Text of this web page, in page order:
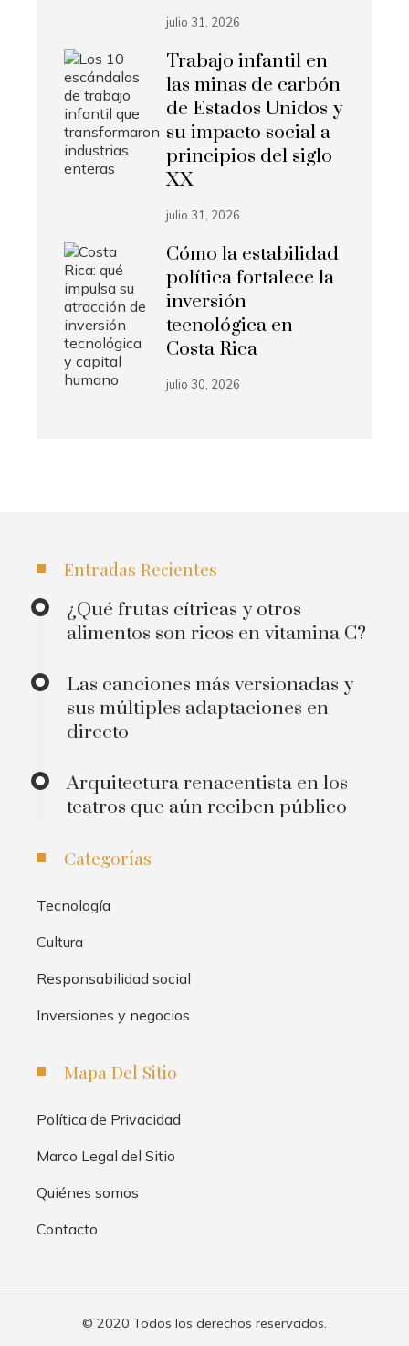
julio 31, 2026
Trabajo infantil en
las minas de carbón
de Estados Unidos y
su impacto social a
principios del siglo
XX
julio 31, 2026
Cómo la estabilidad
política fortalece la
inversión
tecnológica en
Costa Rica
julio 30, 2026
Entradas Recientes
¿Qué frutas cítricas y otros
alimentos son ricos en vitamina C?
Las canciones más versionadas y
sus múltiples adaptaciones en
directo
Arquitectura renacentista en los
teatros que aún reciben público
Categorías
Tecnología
Cultura
Responsabilidad social
Inversiones y negocios
Mapa Del Sitio
Política de Privacidad
Marco Legal del Sitio
Quiénes somos
Contacto
© 2020 Todos los derechos reservados.